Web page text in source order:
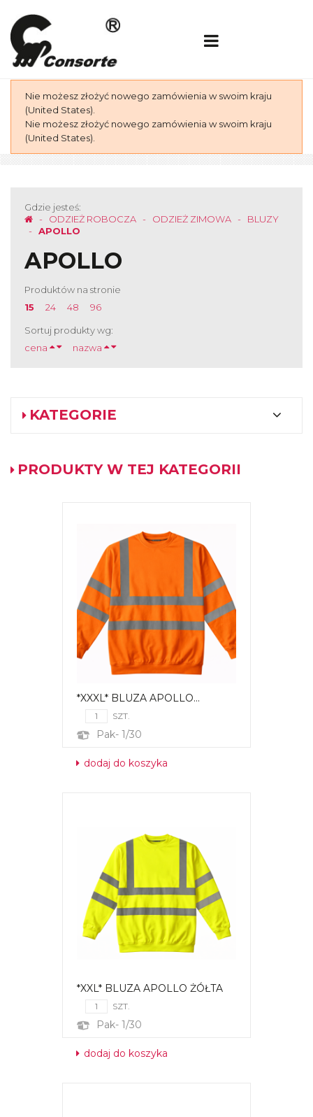
Nie możesz złożyć nowego zamówienia w swoim kraju
(United States).
Nie możesz złożyć nowego zamówienia w swoim kraju
(United States).
Gdzie jesteś:
ODZIEŻ ROBOCZA
ODZIEŻ ZIMOWA
BLUZY
APOLLO
APOLLO
Produktów na stronie
15
24 48 96
Sortuj produkty wg:
cena
nazwa
KATEGORIE
PRODUKTY W TEJ KATEGORII
*XXXL* BLUZA APOLLO...
SZT.
Pak- 1/30
dodaj do koszyka
*XXL* BLUZA APOLLO ŻÓŁTA
SZT.
Pak- 1/30
dodaj do koszyka